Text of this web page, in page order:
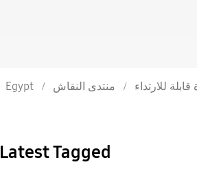
Egypt منتدى النقاش قابلة للارتداء
Latest Tagged